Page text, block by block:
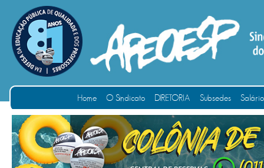
Home O Sindicato DIRETORIA Subsedes